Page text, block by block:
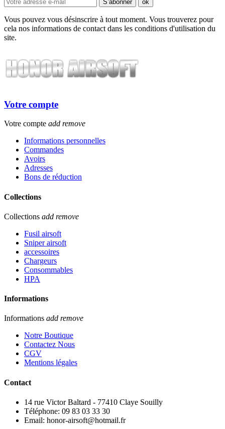
Vous pouvez vous désinscrire à tout moment. Vous trouverez pour
cela nos informations de contact dans les conditions d'utilisation du
site.
Votre compte
Votre compte add remove
Informations personnelles
Commandes
Avoirs
Adresses
Bons de réduction
Collections
Collections add remove
Fusil airsoft
Sniper airsoft
accessoires
Chargeurs
Consommables
HPA
Informations
Informations add remove
Notre Boutique
Contactez Nous
CGV
Mentions légales
Contact
14 rue Victor Baltard - 77410 Claye Souilly
Téléphone: 09 83 03 33 30
Email: honor-airsoft@hotmail.fr